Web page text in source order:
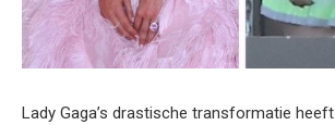
Lady Gaga’s drastische transformatie